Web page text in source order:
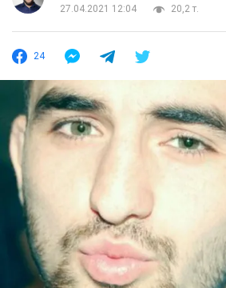
27.04.2021 12:04
20,2 т.
24